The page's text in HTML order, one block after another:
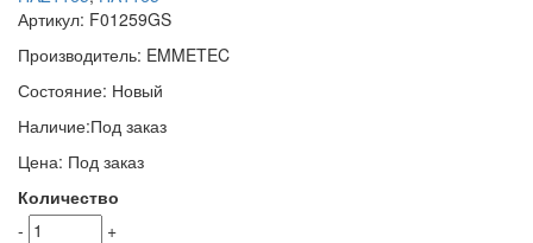
Артикул: F01259GS
Производитель: EMMETEC
Состояние: Новый
Наличие:Под заказ
Цена: Под заказ
Количество
-
+